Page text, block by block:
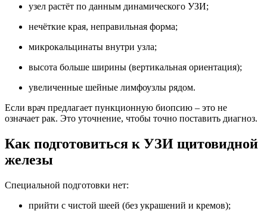
узел растёт по данным динамического УЗИ;
нечёткие края, неправильная форма;
микрокальцинаты внутри узла;
высота больше ширины (вертикальная ориентация);
увеличенные шейные лимфоузлы рядом.
Если врач предлагает пункционную биопсию – это не
означает рак. Это уточнение, чтобы точно поставить диагноз.
Как подготовиться к УЗИ щитовидной
железы
Специальной подготовки нет:
прийти с чистой шеей (без украшений и кремов);